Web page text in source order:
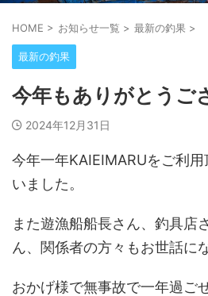
HOME > お知らせ一覧 > 最新の釣果 >
最新の釣果
今年もありがとうご
2024年12月31日
今年一年KAIEIMARUをご利
いました。
また遊漁船船長さん、釣具店
ん、関係者の方々もお世話に
おかげ様で無事故で一年過ご